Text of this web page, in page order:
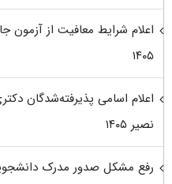
اعلام شرایط معافیت از آزمون
۱۴۰۵
اعلام اسامی پذیرفته‌شدگان
نصیر ۱۴۰۵
رفع مشکل صدور مدرک